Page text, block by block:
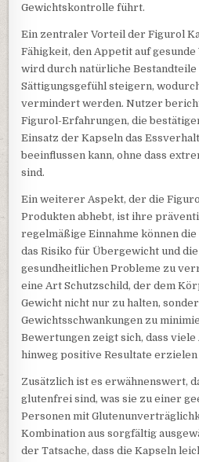
Gewichtskontrolle führt.
Ein zentraler Vorteil der Figurol
Fähigkeit, den Appetit auf
wird durch natürliche Bestandteile
Sättigungsgefühl steigern,
vermindert werden. Nutzer
Figurol-Erfahrungen, die
Einsatz der Kapseln das
beeinflussen kann, ohne dass
sind.
Ein weiterer Aspekt, der die
Produkten abhebt, ist ihre
regelmäßige Einnahme können
das Risiko für Übergewicht und
gesundheitlichen Probleme zu
eine Art Schutzschild, der dem
Gewicht nicht nur zu halten,
Gewichtsschwankungen zu
Bewertungen zeigt sich, dass
hinweg positive Resultate erzielen
Zusätzlich ist es erwähnenswert,
glutenfrei sind, was sie zu einer
Personen mit
Kombination aus sorgfältig
der Tatsache, dass die Kapseln